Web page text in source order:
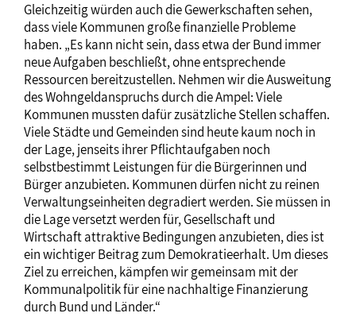
Gleichzeitig würden auch die Gewerkschaften sehen,
dass viele Kommunen große finanzielle Probleme
haben. „Es kann nicht sein, dass etwa der Bund immer
neue Aufgaben beschließt, ohne entsprechende
Ressourcen bereitzustellen. Nehmen wir die Ausweitung
des Wohngeldanspruchs durch die Ampel: Viele
Kommunen mussten dafür zusätzliche Stellen schaffen.
Viele Städte und Gemeinden sind heute kaum noch in
der Lage, jenseits ihrer Pflichtaufgaben noch
selbstbestimmt Leistungen für die Bürgerinnen und
Bürger anzubieten. Kommunen dürfen nicht zu reinen
Verwaltungseinheiten degradiert werden. Sie müssen in
die Lage versetzt werden für, Gesellschaft und
Wirtschaft attraktive Bedingungen anzubieten, dies ist
ein wichtiger Beitrag zum Demokratieerhalt. Um dieses
Ziel zu erreichen, kämpfen wir gemeinsam mit der
Kommunalpolitik für eine nachhaltige Finanzierung
durch Bund und Länder.“